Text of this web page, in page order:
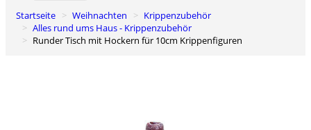
0
Warenkorb
Startseite Weihnachten
Krippenzubehör
Alles rund ums Haus - Krippenzubehör
Runder Tisch mit Hockern für 10cm Krippenfiguren